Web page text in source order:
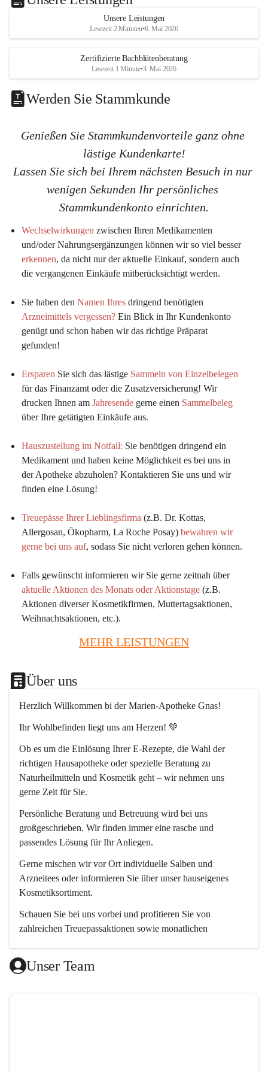
a
G
K
G
Unsere Leistungen
Lesezeit 2 Minuten•6. Mai 2026
Zertifizierte Bachblütenberatung
Lesezeit 1 Minute•3. Mai 2026
Werden Sie Stammkunde
Genießen Sie Stammkundenvorteile ganz ohne
lästige Kundenkarte!
Lassen Sie sich bei Ihrem nächsten Besuch in nur
wenigen Sekunden Ihr persönliches
Stammkundenkonto einrichten.
Wechselwirkungen zwischen Ihren Medikamenten
und/oder Nahrungsergänzungen können wir so viel besser
erkennen, da nicht nur der aktuelle Einkauf, sondern auch
die vergangenen Einkäufe mitberücksichtigt werden.
Sie haben den Namen Ihres dringend benötigten
Arzneimittels vergessen? Ein Blick in Ihr Kundenkonto
genügt und schon haben wir das richtige Präparat
gefunden!
Ersparen Sie sich das lästige Sammeln von Einzelbelegen
für das Finanzamt oder die Zusatzversicherung! Wir
drucken Ihnen am Jahresende gerne einen Sammelbeleg
über Ihre getätigten Einkäufe aus.
Hauszustellung im Notfall: Sie benötigen dringend ein
Medikament und haben keine Möglichkeit es bei uns in
der Apotheke abzuholen? Kontaktieren Sie uns und wir
finden eine Lösung!
Treuepässe Ihrer Lieblingsfirma (z.B. Dr. Kottas,
Allergosan, Ökopharm, La Roche Posay) bewahren wir
gerne bei uns auf, sodass Sie nicht verloren gehen können.
Falls gewünscht informieren wir Sie gerne zeitnah über
aktuelle Aktionen des Monats oder Aktionstage (z.B.
Aktionen diverser Kosmetikfirmen, Muttertagsaktionen,
Weihnachtsaktionen, etc.).
MEHR LEISTUNGEN
Über uns
Herzlich Willkommen bi der Marien-Apotheke Gnas!
Ihr Wohlbefinden liegt uns am Herzen! 💚
Ob es um die Einlösung Ihrer E-Rezepte, die Wahl der
richtigen Hausapotheke oder spezielle Beratung zu
Naturheilmitteln und Kosmetik geht – wir nehmen uns
gerne Zeit für Sie.
Persönliche Beratung und Betreuung wird bei uns
großgeschrieben. Wir finden immer eine rasche und
passendes Lösung für Ihr Anliegen.
Gerne mischen wir vor Ort individuelle Salben und
Arzneitees oder informieren Sie über unser hauseigenes
Kosmetiksortiment.
Schauen Sie bei uns vorbei und profitieren Sie von
zahlreichen Treuepassaktionen sowie monatlichen
Wir freuen uns auf Ihren Besuch! 😊
Unser Team